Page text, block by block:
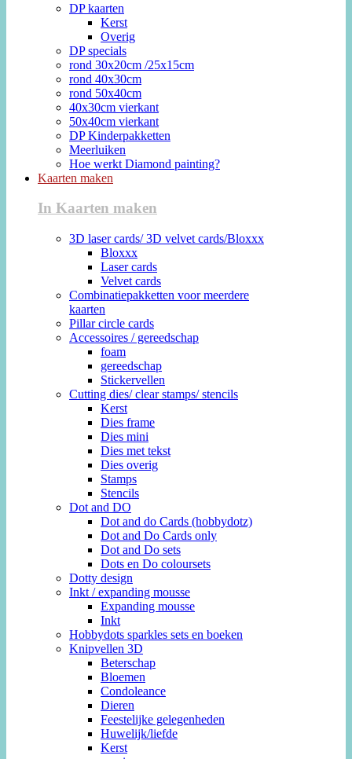
DP kaarten
Kerst
Overig
DP specials
rond 30x20cm /25x15cm
rond 40x30cm
rond 50x40cm
40x30cm vierkant
50x40cm vierkant
DP Kinderpakketten
Meerluiken
Hoe werkt Diamond painting?
Kaarten maken
In Kaarten maken
3D laser cards/ 3D velvet cards/Bloxxx
Bloxxx
Laser cards
Velvet cards
Combinatiepakketten voor meerdere
kaarten
Pillar circle cards
Accessoires / gereedschap
foam
gereedschap
Stickervellen
Cutting dies/ clear stamps/ stencils
Kerst
Dies frame
Dies mini
Dies met tekst
Dies overig
Stamps
Stencils
Dot and DO
Dot and do Cards (hobbydotz)
Dot and Do Cards only
Dot and Do sets
Dots en Do coloursets
Dotty design
Inkt / expanding mousse
Expanding mousse
Inkt
Hobbydots sparkles sets en boeken
Knipvellen 3D
Beterschap
Bloemen
Condoleance
Dieren
Feestelijke gelegenheden
Huwelijk/liefde
Kerst